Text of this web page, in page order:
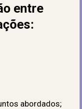
entre
abordados;